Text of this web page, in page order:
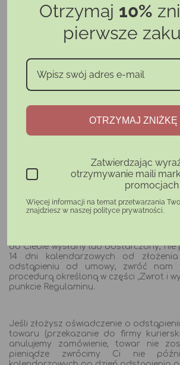
podarunkowych i bonów
Prawo odstąpienia od umowy
przedsiębiorcom tj. osoby (w tym
Aby skorzystać z prawa odstąpienia
lub wymiany produktu należy
Sprzedawcą w jeden z następujących
wyślij nam prywatną wiadomość
Instagramie lub
mailem info@aromama.pl
Należy pamiętać, że zgłoszenie chęci
produktu należy złożyć nie
kalendarzowych od otrzymania
do Ciebie wysłany lub dostarczony, nie
14 dni kalendarzowych od
odstąpieniu od umowy, zwróć
procedurą określoną w części „Zwrot i
punkcie Regulaminu.
Jeśli złożysz oświadczenie o
towaru (przekazanie do firmy
anulujemy zamówienie, towar nie
pieniądze zwrócimy Ci nie
Otrzymaj 10%
pierwsze
OTRZYMAJ ZNIŻKĘ
Zatwierdzając
otrzymywanie maili
promocjach
Więcej informacji na temat przetwarzania
znajdziesz w naszej polityce prywatności.